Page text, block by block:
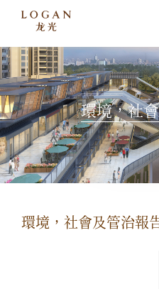
環境，社
環境，社會及管治報